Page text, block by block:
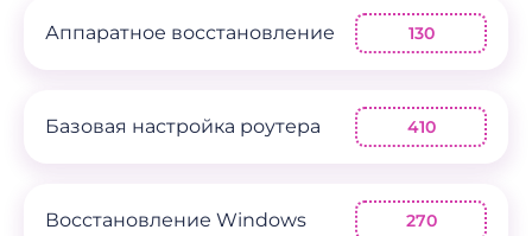
Аппаратное восстановление 130
Базовая настройка роутера 410
Восстановление Windows 270